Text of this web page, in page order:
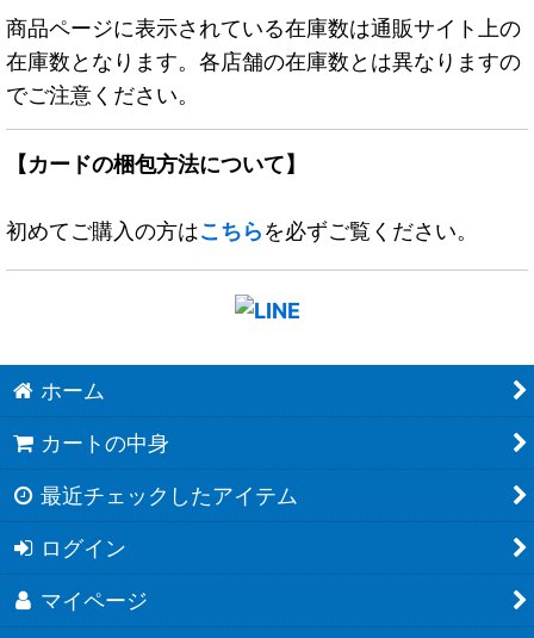
商品ページに表示されている在庫数は通販サイト上の
在庫数となります。各店舗の在庫数とは異なりますの
でご注意ください。
【カードの梱包方法について】
初めてご購入の方はこちらを必ずご覧ください。
ホーム
カートの中身
最近チェックしたアイテム
ログイン
マイページ